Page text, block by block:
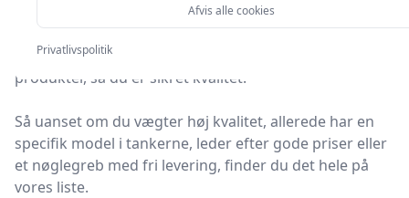
Velkommen til HandyGuiden – her finder du de bedste
nøglegreb på markedet. Vi har nøje udvalgt 8
produkter, så du er sikret kvalitet.
Så uanset om du vægter høj kvalitet, allerede har en
specifik model i tankerne, leder efter gode priser eller
et nøglegreb med fri levering, finder du det hele på
vores liste.
Afvis alle cookies
Privatlivspolitik